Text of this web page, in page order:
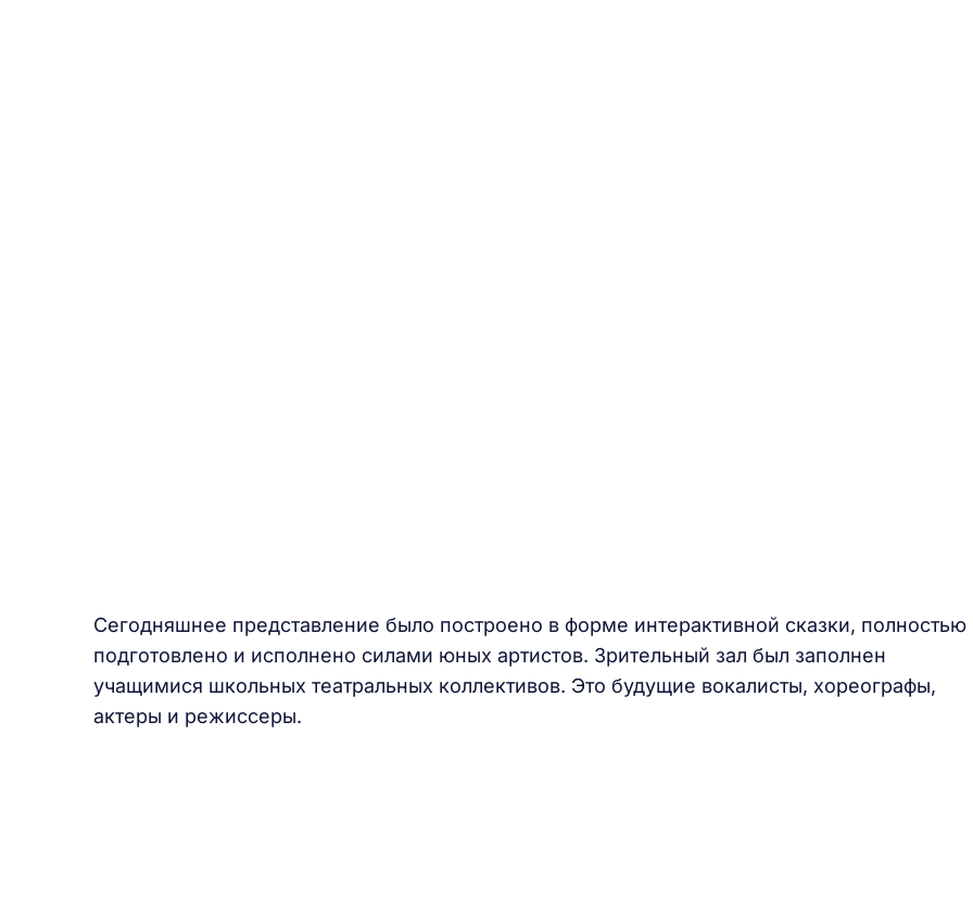
Сегодняшнее представление было построено в форме интерактивной сказки, полностью
подготовлено и исполнено силами юных артистов. Зрительный зал был заполнен
учащимися школьных театральных коллективов. Это будущие вокалисты, хореографы,
актеры и режиссеры.